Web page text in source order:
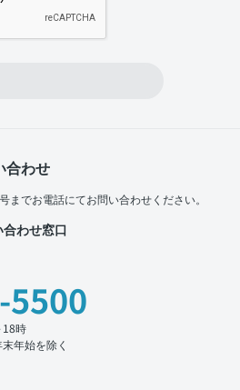
合わせ
までお電話にてお問い合わせください。
わせ窓口
18時
年始を除く